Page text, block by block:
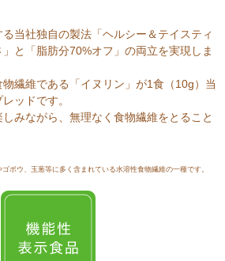
当社独自の製法「ヘルシー＆テイスティ
と「脂肪分70%オフ」の両立を実現しま
物繊維である「イヌリン」が1食（10g）当
ッドです。
みながら、無理なく食物繊維をとること
ボウ、玉葱等に多く含まれている水溶性食物繊維の一種です。